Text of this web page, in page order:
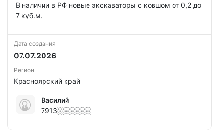
В наличии в РФ новые экскаваторы с ковшом от 0,2 до
7 куб.м.
Дата создания
07.07.2026
Регион
Красноярский край
Василий
7913░░░░░░░